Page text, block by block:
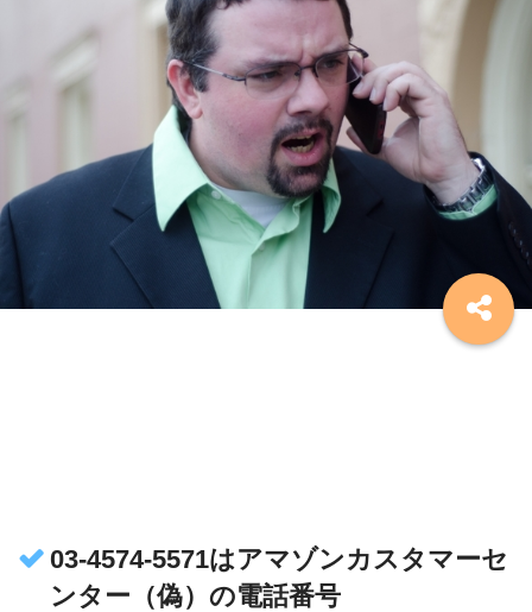
03-4574-5571はアマゾンカスタマーセ
ンター（偽）の電話番号